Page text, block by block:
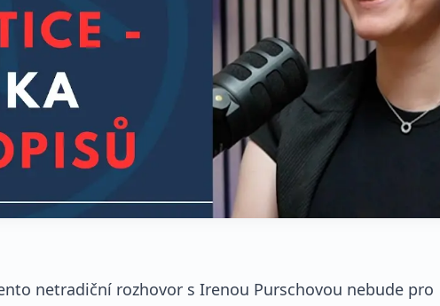
netradiční rozhovor s Irenou Purschovou nebude pro